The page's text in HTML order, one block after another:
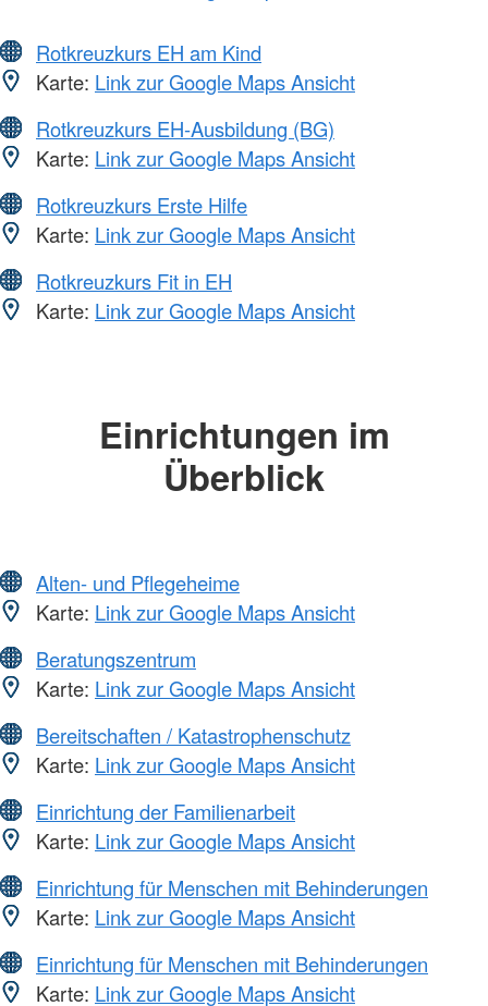
Rotkreuzkurs EH am Kind
Karte: Link zur Google Maps Ansicht
Rotkreuzkurs EH-Ausbildung (BG)
Karte: Link zur Google Maps Ansicht
Rotkreuzkurs Erste Hilfe
Karte: Link zur Google Maps Ansicht
Rotkreuzkurs Fit in EH
Karte: Link zur Google Maps Ansicht
Einrichtungen im
Überblick
Alten- und Pflegeheime
Karte: Link zur Google Maps Ansicht
Beratungszentrum
Karte: Link zur Google Maps Ansicht
Bereitschaften / Katastrophenschutz
Karte: Link zur Google Maps Ansicht
Einrichtung der Familienarbeit
Karte: Link zur Google Maps Ansicht
Einrichtung für Menschen mit Behinderungen
Karte: Link zur Google Maps Ansicht
Einrichtung für Menschen mit Behinderungen
Karte: Link zur Google Maps Ansicht